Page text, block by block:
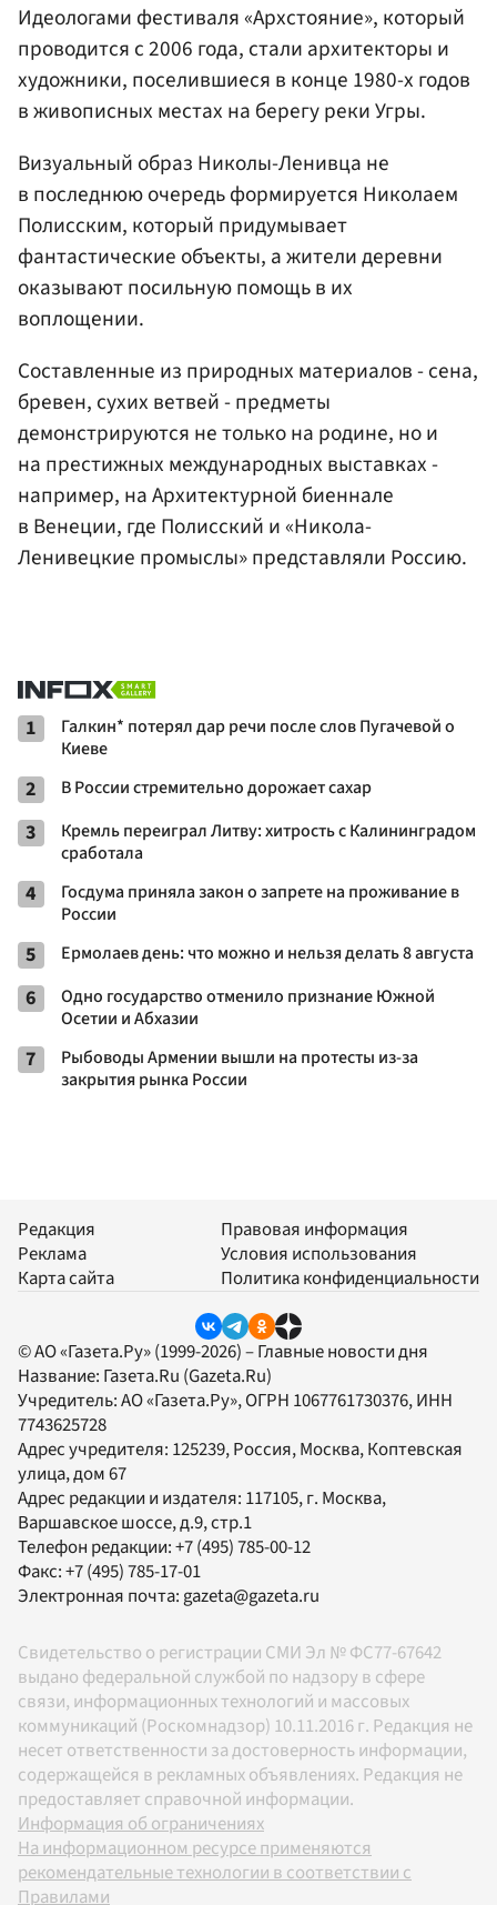
Идеологами фестиваля «Архстояние», который
проводится с 2006 года, стали архитекторы и
художники, поселившиеся в конце 1980-х годов
в живописных местах на берегу реки Угры.
Визуальный образ Николы-Ленивца не
в последнюю очередь формируется Николаем
Полисским, который придумывает
фантастические объекты, а жители деревни
оказывают посильную помощь в их
воплощении.
Составленные из природных материалов - сена,
бревен, сухих ветвей - предметы
демонстрируются не только на родине, но и
на престижных международных выставках -
например, на Архитектурной биеннале
в Венеции, где Полисский и «Никола-
Ленивецкие промыслы» представляли Россию.
1
Галкин* потерял дар речи после слов Пугачевой о
Киеве
2 В России стремительно дорожает сахар
3
Кремль переиграл Литву: хитрость с Калининградом
сработала
4
Госдума приняла закон о запрете на проживание в
России
5 Ермолаев день: что можно и нельзя делать 8 августа
6
Одно государство отменило признание Южной
Осетии и Абхазии
7
Рыбоводы Армении вышли на протесты из-за
закрытия рынка России
Редакция
Реклама
Карта сайта
Правовая информация
Условия использования
Политика конфиденциальности
© АО «Газета.Ру» (1999-2026) – Главные новости дня
Название: Газета.Ru (Gazeta.Ru)
Учредитель:АО «Газета.Ру», ОГРН 1067761730376, ИНН
7743625728
Адрес учредителя: 125239, Россия, Москва, Коптевская
улица, дом 67
Адрес редакции и издателя: 117105, г. Москва,
Варшавское шоссе, д.9, стр.1
Телефон редакции:+7 (495) 785-00-12
Факс:+7 (495) 785-17-01
Электронная почта:gazeta@gazeta.ru
Свидетельство о регистрации СМИ Эл № ФС77-67642
выдано федеральной службой по надзору в сфере
связи, информационных технологий и массовых
коммуникаций (Роскомнадзор) 10.11.2016 г. Редакция не
несет ответственности за достоверность информации,
содержащейся в рекламных объявлениях. Редакция не
предоставляет справочной информации.
Информация об ограничениях
На информационном ресурсе применяются
рекомендательные технологии в соответствии с
Правилами